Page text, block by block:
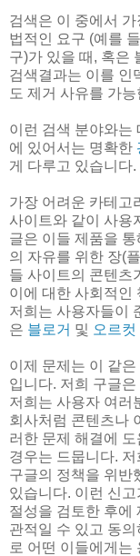
검색은 이 중에서
법적인 요구 (예를
구)가 있을 때, 혹은
검색결과는 이를 인
도 제거 사유를 가
이런 검색 분야와는
에 있어서는 명확한
게 다루고 있습니다.
가장 어려운 카테고
사이트와 같이 사용
글은 이들 제품을
의 자유를 위한 장(
들 사이트의 콘텐츠
이에 대한 사회적인
저희는 사용자들이
은 블로거 및 오르컷
이제 문제는 이 같
입니다. 저희 구글
저희는 사용자 여러
회사처럼 콘텐츠나
러한 문제 해결에
경우는 드뭅니다.
구글의 정책을 위반
있습니다. 이런 신
절성을 검토한 후에
관적일 수 있고 동
로 어떤 이들에게는